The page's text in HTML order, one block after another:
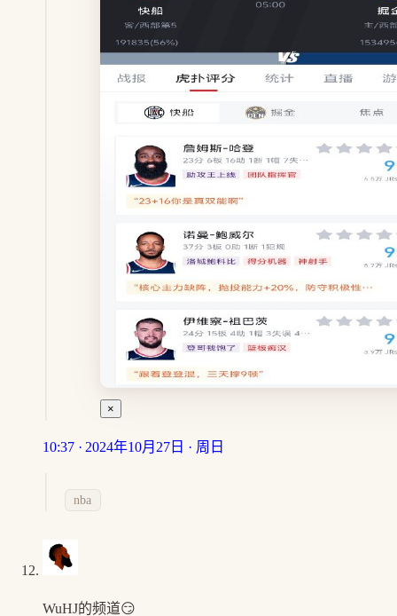
×
10:37 · 2024年10月27日 · 周日
nba
WuHJ的频道😏